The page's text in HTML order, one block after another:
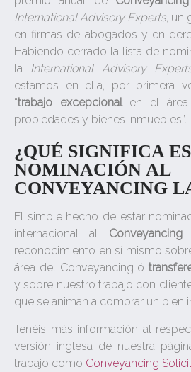
International Advisory Experts, un
en firmas de abogados y en
Habiendo cerrado la lista de
la International Advisory
estamos en ella, por primera
“trabajo excepcionalen el área
propiedades y bienes inmuebles”.
¿QUÉ SIGNIFICA
NOMINACIÓN AL
CONVEYANCING
El simple hecho de estar
internacional al
reconocimiento en sí mismo
área del Conveyancing ó
y sobre nuestro trabajo con
que se animan a comprar un bien
Tenéis más información al
versión inglesa de nuestra
trabajo como Conveyancing